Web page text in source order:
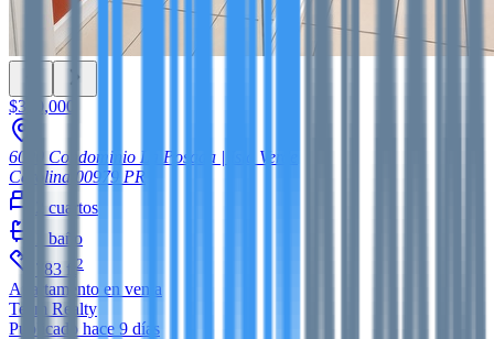
$370,000
6000 Condominio La Posada | Isla Verde
Carolina 00979 PR
cuartos
baño
783
2
Apartamento en venta
Team Realty
Publicado hace 9 días